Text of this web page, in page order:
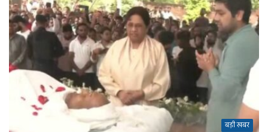
बड़ी खबर